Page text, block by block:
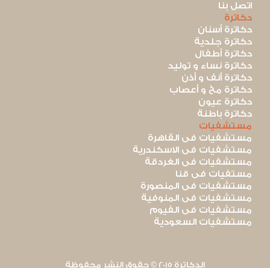
اتصل بنا
دكاترة
دكاترة أسنان
دكاترة جلدية
دكاترة أطفال
دكاترة نساء و توليد
دكاترة أنف و أذن
دكاترة مخ و أعصاب
دكاترة عيون
دكاترة باطنة
مستشفيات
مستشفيات فى القاهرة
مستشفيات فى الاسكندرية
مستشفيات فى الغردقة
مستفيات فى قنا
مستشفيات فى المنصورة
مستشفيات فى المنوفية
مستشفيات فى الفيوم
مستشفيات السعودية
الدكاترة 2015 © حقوق النشر محفوظة